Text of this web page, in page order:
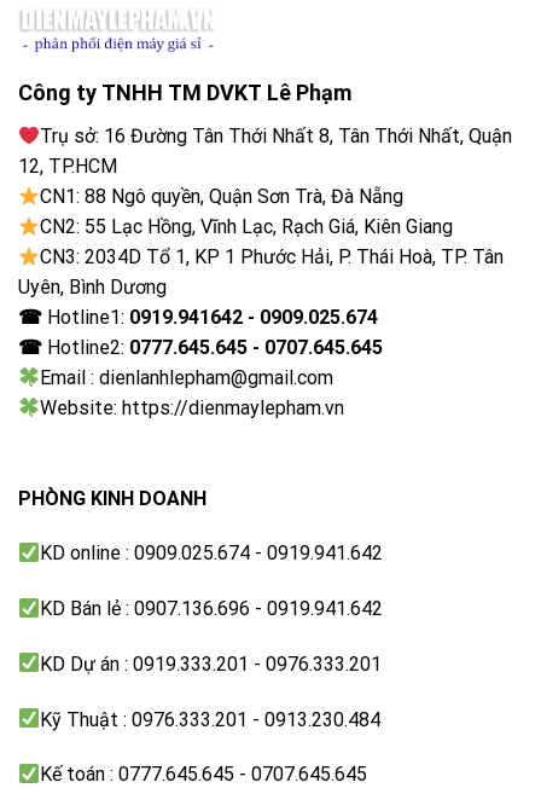
Công ty TNHH TM DVKT Lê Phạm
Trụ sở: 16 Đường Tân Thới Nhất 8, Tân Thới Nhất, Quận
12, TP.HCM
CN1: 88 Ngô quyền, Quận Sơn Trà, Đà Nẵng
CN2: 55 Lạc Hồng, Vĩnh Lạc, Rạch Giá, Kiên Giang
CN3: 2034D Tổ 1, KP 1 Phước Hải, P. Thái Hoà, TP. Tân
Uyên, Bình Dương
☎ Hotline1: 0919.941642 - 0909.025.674
☎ Hotline2: 0777.645.645 - 0707.645.645
Email : dienlanhlepham@gmail.com
Website: https://dienmaylepham.vn
PHÒNG KINH DOANH
KD online : 0909.025.674 - 0919.941.642
KD Bán lẻ : 0907.136.696 - 0919.941.642
KD Dự án : 0919.333.201 - 0976.333.201
Kỹ Thuật : 0976.333.201 - 0913.230.484
Kế toán : 0777.645.645 - 0707.645.645